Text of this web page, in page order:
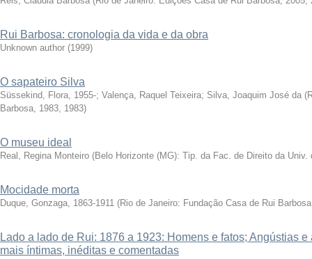
Rui Barbosa: cronologia da vida e da obra
Unknown author (1999)
O sapateiro Silva
Süssekind, Flora, 1955-; Valença, Raquel Teixeira; Silva, Joaquim José da (
Barbosa, 1983, 1983)
O museu ideal
Real, Regina Monteiro (Belo Horizonte (MG): Tip. da Fac. de Direito da
Mocidade morta
Duque, Gonzaga, 1863-1911 (Rio de Janeiro: Fundação Casa de Rui
Lado a lado de Rui: 1876 a 1923: Homens e fatos; Angústias
mais íntimas, inéditas e comentadas